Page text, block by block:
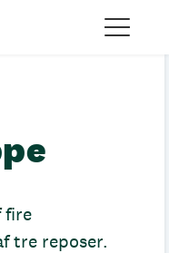
fire
tre reposer.